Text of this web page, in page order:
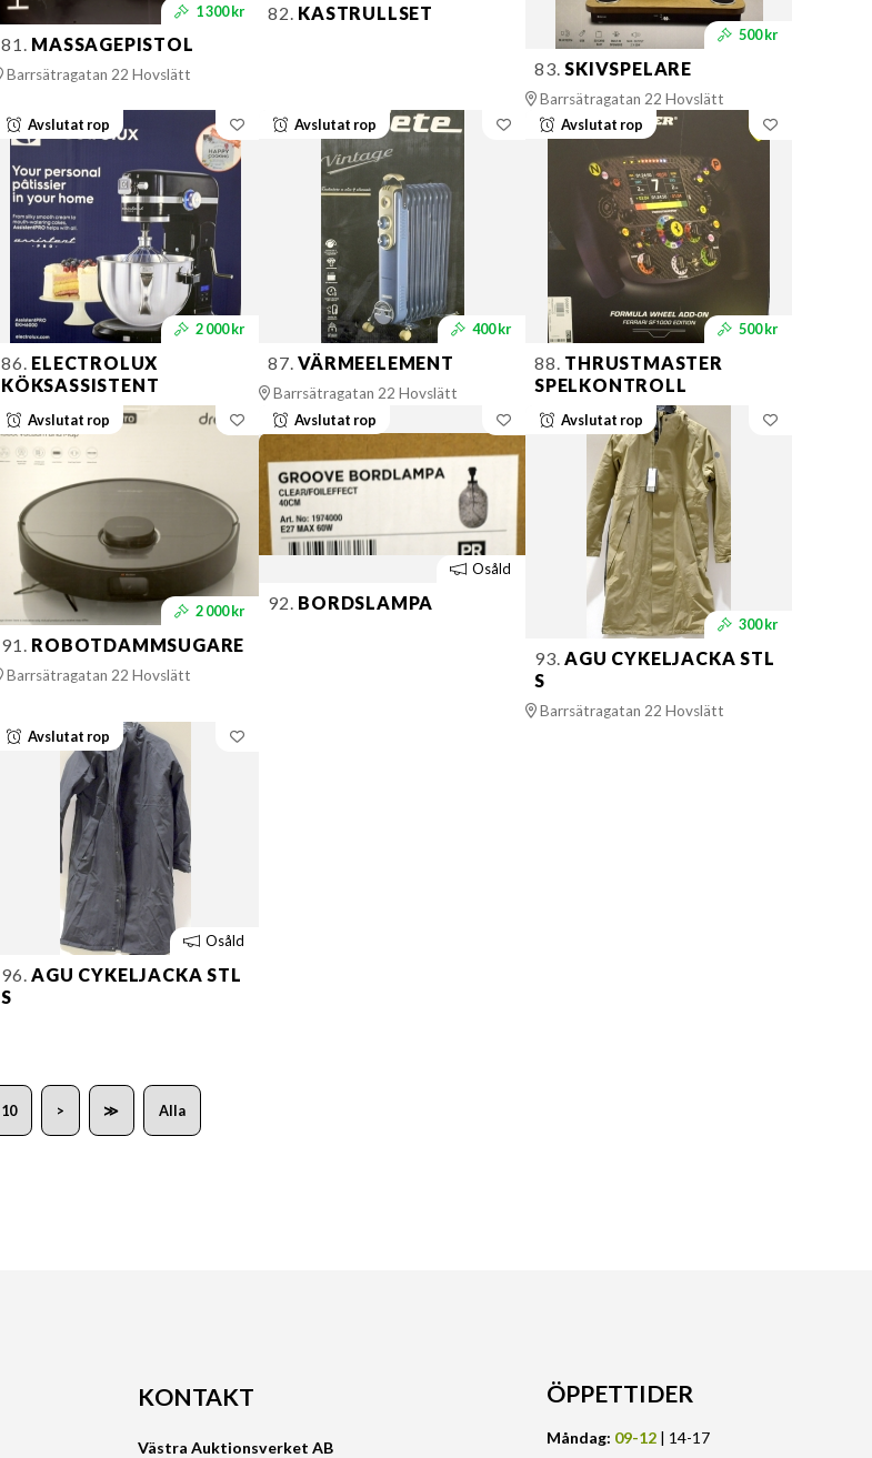
1 300 kr
81. MASSAGEPISTOL
Barrsätragatan 22 Hovslätt
82. KASTRULLSET
500 kr
83. SKIVSPELARE
Barrsätragatan 22 Hovslätt
Avslutat rop
2 000 kr
86. ELECTROLUX
KÖKSASSISTENT
Avslutat rop
400 kr
87. VÄRMEELEMENT
Barrsätragatan 22 Hovslätt
Avslutat rop
500 kr
88. THRUSTMASTER
SPELKONTROLL
Avslutat rop
2 000 kr
91. ROBOTDAMMSUGARE
Barrsätragatan 22 Hovslätt
Avslutat rop
Osåld
92. BORDSLAMPA
Avslutat rop
300 kr
93. AGU CYKELJACKA STL
S
Barrsätragatan 22 Hovslätt
Avslutat rop
Osåld
96. AGU CYKELJACKA STL
S
10 > ≫ Alla
KONTAKT
Västra Auktionsverket AB
ÖPPETTIDER
Måndag: 09-12| 14-17